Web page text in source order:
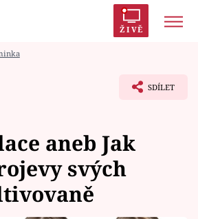
ŽIVĚ
SDÍLET
aneb Jak
svých